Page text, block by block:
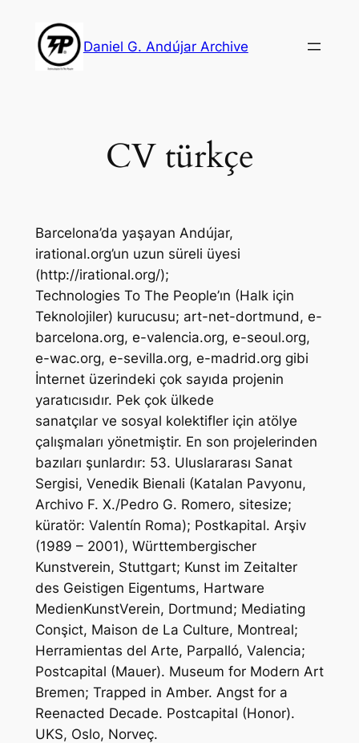
content
Daniel G. Andújar Archive
CV türkçe
Barcelona’da yaşayan Andújar,
irational.org’un uzun süreli üyesi
(http://irational.org/);
Technologies To The People’ın (Halk için
Teknolojiler) kurucusu; art-net-dortmund, e-
barcelona.org, e-valencia.org, e-seoul.org,
e-wac.org, e-sevilla.org, e-madrid.org gibi
İnternet üzerindeki çok sayıda projenin
yaratıcısıdır. Pek çok ülkede
sanatçılar ve sosyal kolektifler için atölye
çalışmaları yönetmiştir. En son projelerinden
bazıları şunlardır: 53. Uluslararası Sanat
Sergisi, Venedik Bienali (Katalan Pavyonu,
Archivo F. X./Pedro G. Romero, sitesize;
küratör: Valentín Roma); Postkapital. Arşiv
(1989 – 2001), Württembergischer
Kunstverein, Stuttgart; Kunst im Zeitalter
des Geistigen Eigentums, Hartware
MedienKunstVerein, Dortmund; Mediating
Conşict, Maison de La Culture, Montreal;
Herramientas del Arte, Parpalló, Valencia;
Postcapital (Mauer). Museum for Modern Art
Bremen; Trapped in Amber. Angst for a
Reenacted Decade. Postcapital (Honor).
UKS, Oslo, Norveç.